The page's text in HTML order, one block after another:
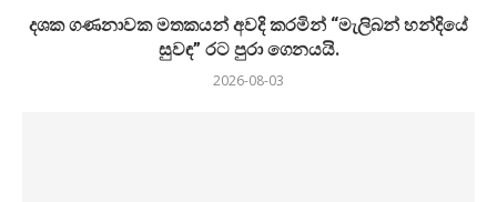
දශක ගණනාවක මතකයන් අවදි කරමින් “මැලිබන් හන්දියේ
සුවඳ” රට පුරා ගෙනයයි.
2026-08-03